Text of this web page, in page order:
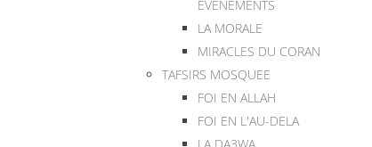
EVENEMENTS
LA MORALE
MIRACLES DU CORAN
TAFSIRS MOSQUEE
FOI EN ALLAH
FOI EN L'AU-DELA